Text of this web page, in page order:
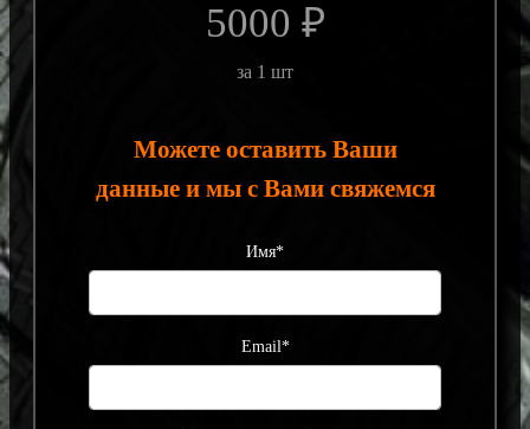
5000 ₽
за 1 шт
Можете оставить Ваши
данные и мы с Вами свяжемся
Имя*
Email*